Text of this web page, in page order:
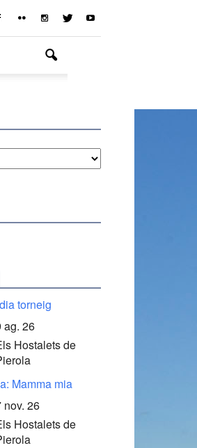
torneig
ag. 26
Hostalets de
Mamma mia
nov. 26
Hostalets de